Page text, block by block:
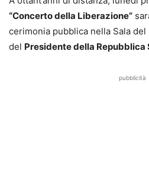
“Concerto della Liberazione”
cerimonia pubblica nella Sala
del Presidente della
pubblicità